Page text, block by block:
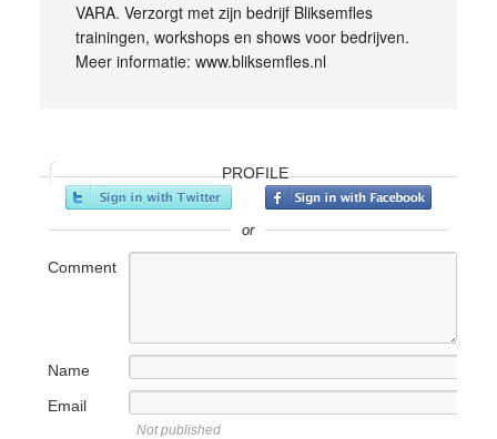
VARA. Verzorgt met zijn bedrijf Bliksemfles
trainingen, workshops en shows voor bedrijven.
Meer informatie: www.bliksemfles.nl
PROFILE
or
Comment
Name
Email
Not published